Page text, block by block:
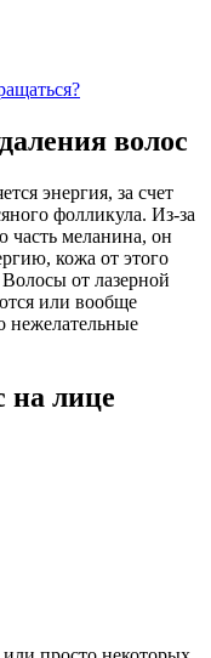
волос
энергия, за счет
фолликула. Из-за
часть меланина, он
кожа от этого
от лазерной
или вообще
нежелательные
на лице